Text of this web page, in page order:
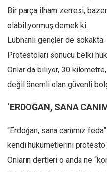
Ekonomi
Spor
Manzara
Türkiye
Siyaset
Dünya
Avrupa
Bir parça ilham zerresi,
olabiliyormuş demek ki.
Lübnanlı gençler de sokakta.
Protestoları sonucu belki
Onlar da biliyor, 30
değil önemli olan güvenli
‘ERDOĞAN, SANA
“Erdoğan, sana canımız
kendi hükümetlerini protesto
Onların dertleri o anda ne